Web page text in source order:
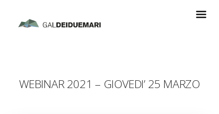
WEBINAR 2021 – GIOVEDI’ 25 MARZO